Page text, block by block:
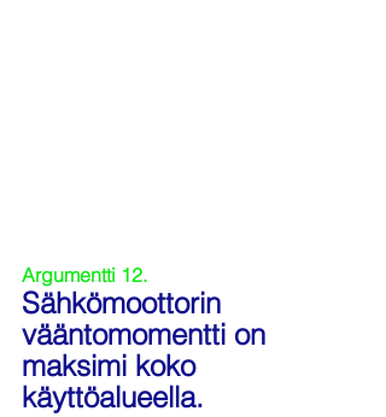
Argumentti 12.
Sähkömoottorin
vääntomomentti on
maksimi koko
käyttöalueella.